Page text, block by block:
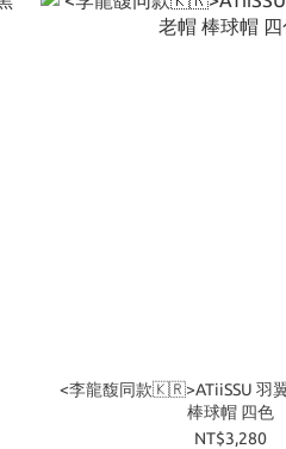
<李龍馥同款🇰🇷>ATiiSSU 羽
棒球帽 四色
NT$3,280